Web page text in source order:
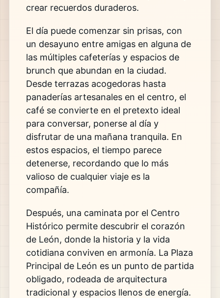
crear recuerdos duraderos.
El día puede comenzar sin prisas, con
un desayuno entre amigas en alguna de
las múltiples cafeterías y espacios de
brunch que abundan en la ciudad.
Desde terrazas acogedoras hasta
panaderías artesanales en el centro, el
café se convierte en el pretexto ideal
para conversar, ponerse al día y
disfrutar de una mañana tranquila. En
estos espacios, el tiempo parece
detenerse, recordando que lo más
valioso de cualquier viaje es la
compañía.
Después, una caminata por el Centro
Histórico permite descubrir el corazón
de León, donde la historia y la vida
cotidiana conviven en armonía. La Plaza
Principal de León es un punto de partida
obligado, rodeada de arquitectura
tradicional y espacios llenos de energía.